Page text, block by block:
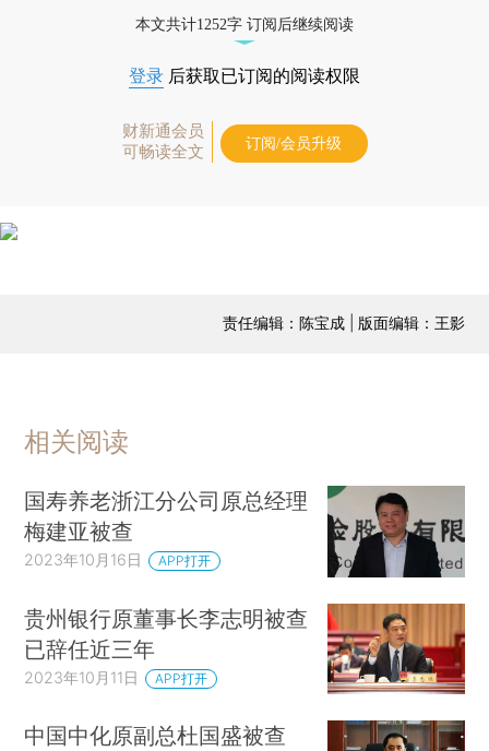
本文共计1252字 订阅后继续阅读
登录 后获取已订阅的阅读权限
财新通会员
可畅读全文
订阅/会员升级
责任编辑：陈宝成 | 版面编辑：王影
相关阅读
国寿养老浙江分公司原总经理
梅建亚被查
2023年10月16日 APP打开
贵州银行原董事长李志明被查
已辞任近三年
2023年10月11日 APP打开
中国中化原副总杜国盛被查